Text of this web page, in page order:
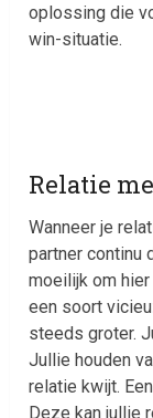
oplossing die
win-situatie.
Relatie
Wanneer je
partner continu
moeilijk om
een soort
steeds groter.
Jullie houden
relatie kwijt.
Deze kan jullie